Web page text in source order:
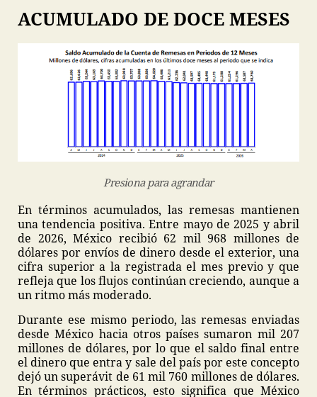
ACUMULADO DE DOCE MESES
Presiona para agrandar
En términos acumulados, las remesas mantienen
una tendencia positiva. Entre mayo de 2025 y abril
de 2026, México recibió 62 mil 968 millones de
dólares por envíos de dinero desde el exterior, una
cifra superior a la registrada el mes previo y que
refleja que los flujos continúan creciendo, aunque a
un ritmo más moderado.
Durante ese mismo periodo, las remesas enviadas
desde México hacia otros países sumaron mil 207
millones de dólares, por lo que el saldo final entre
el dinero que entra y sale del país por este concepto
dejó un superávit de 61 mil 760 millones de dólares.
En términos prácticos, esto significa que México